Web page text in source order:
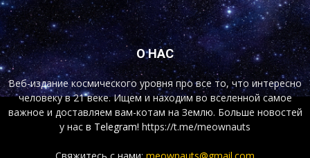
О НАС
Веб-издание космического уровня про все то, что интересно
человеку в 21 веке. Ищем и находим во вселенной самое
важное и доставляем вам-котам на Землю. Больше новостей
у нас в Telegram! https://t.me/meownauts